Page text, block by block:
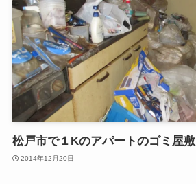
松戸市で１Kのアパートのゴミ屋敷
2014年12月20日